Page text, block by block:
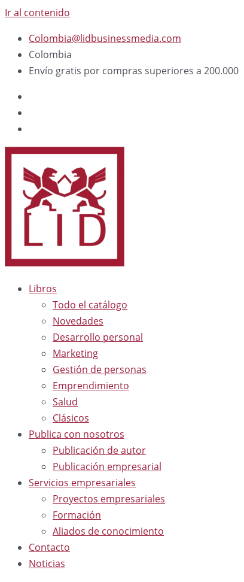
Ir al contenido
Colombia@lidbusinessmedia.com
Colombia
Envío gratis por compras superiores a 200.000
Libros
Todo el catálogo
Novedades
Desarrollo personal
Marketing
Gestión de personas
Emprendimiento
Salud
Clásicos
Publica con nosotros
Publicación de autor
Publicación empresarial
Servicios empresariales
Proyectos empresariales
Formación
Aliados de conocimiento
Contacto
Noticias